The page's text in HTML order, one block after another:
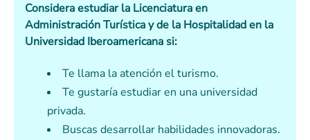
Considera estudiar la Licenciatura en
Administración Turística y de la Hospitalidad en la
Universidad Iberoamericana si:
Te llama la atención el turismo.
Te gustaría estudiar en una universidad
privada.
Buscas desarrollar habilidades innovadoras.